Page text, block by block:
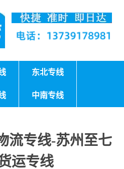
东北专线
中南专线
流专线-苏州至七
运专线